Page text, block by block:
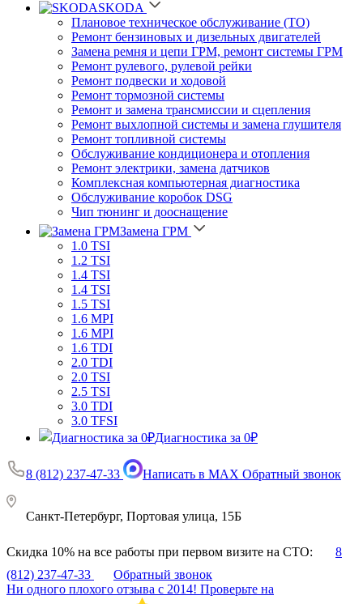
SKODA
Плановое техническое обслуживание (ТО)
Ремонт бензиновых и дизельных двигателей
Замена ремня и цепи ГРМ, ремонт системы ГРМ
Ремонт рулевого, рулевой рейки
Ремонт подвески и ходовой
Ремонт тормозной системы
Ремонт и замена трансмиссии и сцепления
Ремонт выхлопной системы и замена глушителя
Ремонт топливной системы
Обслуживание кондиционера и отопления
Ремонт электрики, замена датчиков
Комплексная компьютерная диагностика
Обслуживание коробок DSG
Чип тюнинг и дооснащение
Замена ГРМ
1.0 TSI
1.2 TSI
1.4 TSI
1.4 TSI
1.5 TSI
1.6 MPI
1.6 MPI
1.6 TDI
2.0 TDI
2.0 TSI
2.5 TSI
3.0 TDI
3.0 TFSI
Диагностика за 0₽
8 (812) 237-47-33 Написать в MAX Обратный звонок
Санкт-Петербург, Портовая улица, 15Б
Скидка 10% на все работы при первом визите на СТО:
8
(812) 237-47-33
Обратный звонок
Ни одного плохого отзыва с 2014! Проверьте на